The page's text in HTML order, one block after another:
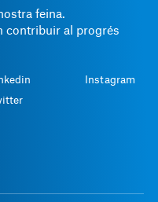
feina.
contribuir al progrés
Instagram